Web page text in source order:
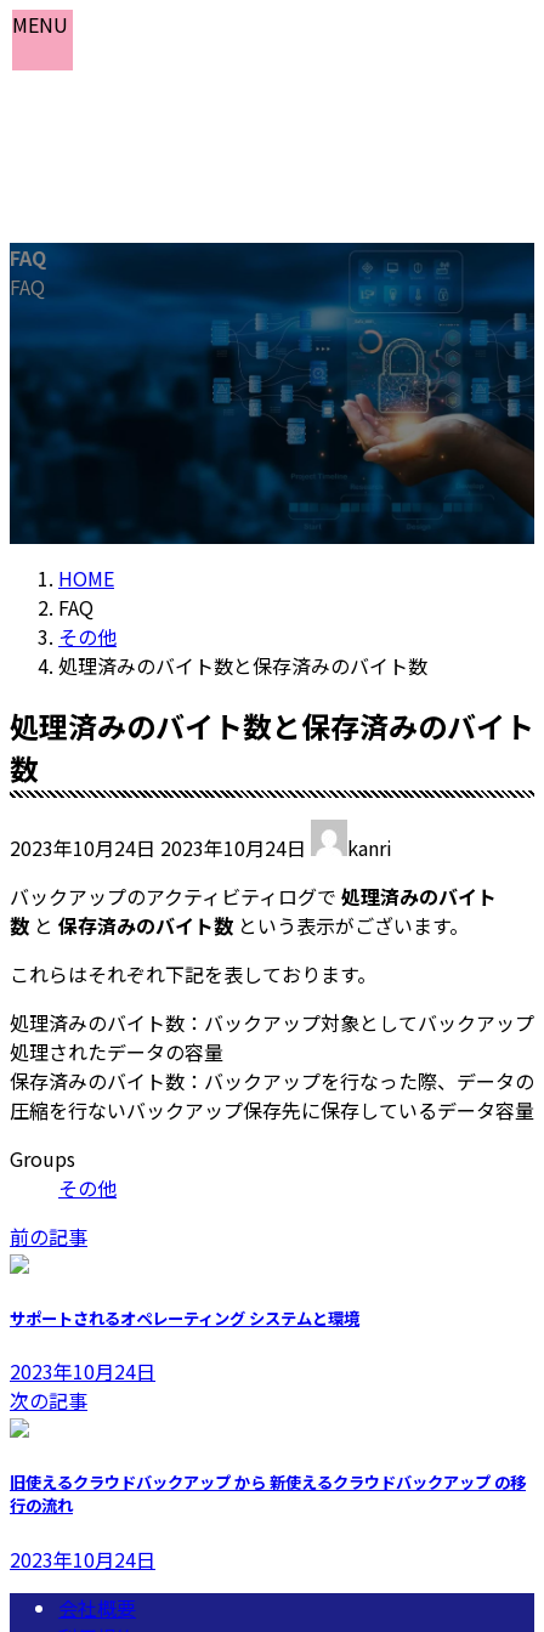
コ
ン
ン
ツ
キ
ナ
ビ
ー
シ
に
おしらせ
よくある質問
お問い合わせ
FAQ
FAQ
HOME
FAQ
その他
処理済みのバイト数と保存済みのバイト数
処理済みのバイト数と保存済みのバイト
数
2023年10月24日 終
更
新
時
2023年10月24日
kanri
バックアップのアクティビティログで 処理済みのバイト
数 と 保存済みのバイト数 という表示がございます。
これらはそれぞれ下記を表しております。
処理済みのバイト数：バックアップ対象としてバックアップ
処理されたデータの容量
保存済みのバイト数：バックアップを行なった際、データの
圧縮を行ないバックアップ保存先に保存しているデータ容量
Groups
その他
前の記事
サポートされるオペレーティング システムと環境
2023年10月24日
次の記事
旧使えるクラウドバックアップ から 新使えるクラウドバックアップ の移
行の流れ
2023年10月24日
会社概要
MENU